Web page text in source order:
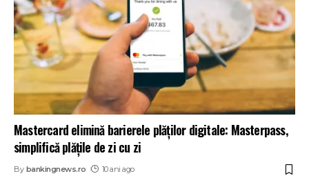
Mastercard elimină barierele plăților digitale: Masterpass,
simplifică plățile de zi cu zi
By bankingnews.ro 10 ani ago